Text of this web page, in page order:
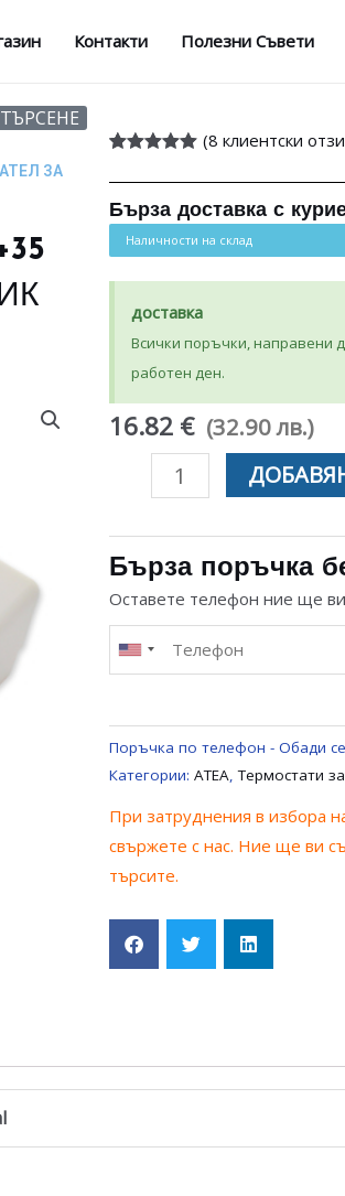
Контакти Полезни Съвети
ТЪРСЕНЕ
ЗА
от 5,
потребителски
(8 клиентски
Бърза доставка с
Наличности на склад
доставка
Всички поръчки, направени
работен ден.
16.82 € (32.90 лв.)
количество
ATEA
+35
ХЛАДИЛНИК
UNIVERSAL
Бърза поръчка
Оставете телефон ние ще
Поръчка по телефон - Обади
Категории: ATEA,Термостати
При затруднения в избора
свържете с нас. Ние ще ви
търсите.